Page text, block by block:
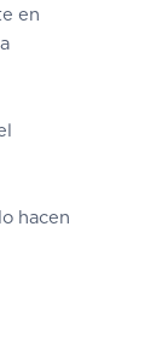
en
hacen